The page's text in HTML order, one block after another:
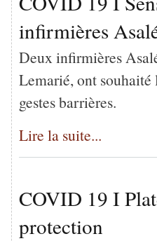
infirmières
Deux infirmières
Lemarié, ont
gestes barrières.
Lire la suite...
COVID 19 I
protection